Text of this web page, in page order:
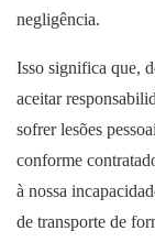
negligência.
Isso significa que,
aceitar
sofrer lesões
conforme
à nossa
de transporte de